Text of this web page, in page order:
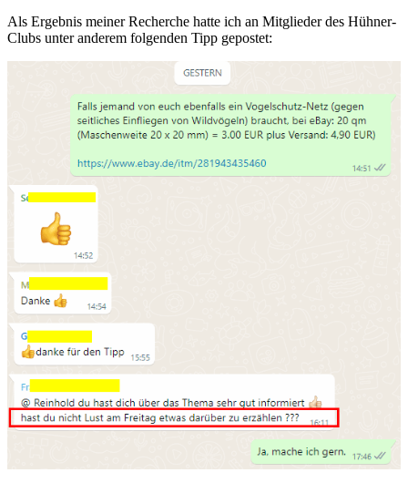
Als Ergebnis meiner Recherche hatte ich an Mitglieder des Hühner-
Clubs unter anderem folgenden Tipp gepostet: